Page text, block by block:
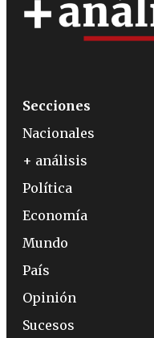
Secciones
Nacionales
+ análisis
Política
Economía
Mundo
País
Opinión
Sucesos